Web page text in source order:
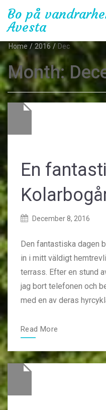
Bo på
Avesta
Home / 2016 / Dec
Month:
En
PostedDecember 8, 2016
Den fantastiska dagen
in i mitt väldigt
terrass. Efter en stund
jag bort telefonen och
med en av deras
Read More